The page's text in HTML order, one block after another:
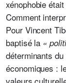
xénophobie
Comment
Pour Vincent
baptisé la «
déterminants
économiques :